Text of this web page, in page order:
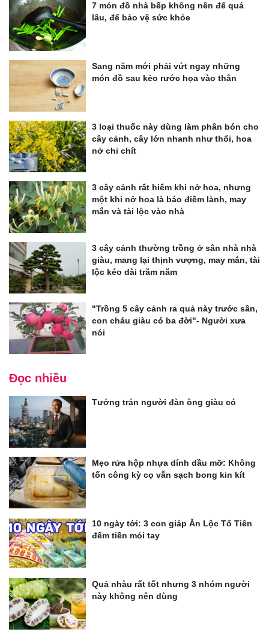
7 món đồ nhà bếp không nên để quá
lâu, để bảo vệ sức khỏe
Sang năm mới phải vứt ngay những
món đồ sau kẻo rước họa vào thân
3 loại thuốc này dùng làm phân bón cho
cây cảnh, cây lớn nhanh như thổi, hoa
nở chi chít
3 cây cảnh rất hiếm khi nở hoa, nhưng
một khi nở hoa là báo điềm lành, may
mắn và tài lộc vào nhà
3 cây cảnh thường trồng ở sân nhà nhà
giàu, mang lại thịnh vượng, may mắn, tài
lộc kéo dài trăm năm
"Trồng 5 cây cảnh ra quả này trước sân,
con cháu giàu có ba đời"- Người xưa
nói
Đọc nhiều
Tướng trán người đàn ông giàu có
Mẹo rửa hộp nhựa dính dầu mỡ: Không
tốn công kỳ cọ vẫn sạch bong kin kít
10 ngày tới: 3 con giáp Ăn Lộc Tổ Tiên
đếm tiền mỏi tay
Quả nhàu rất tốt nhưng 3 nhóm người
này không nên dùng